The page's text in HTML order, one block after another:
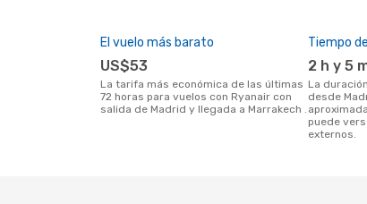
El vuelo más barato
US$53
La tarifa más económica de las últimas
72 horas para vuelos con Ryanair con
salida de Madrid y llegada a Marrakech .
Tiempo
2 h y 5
La duración del vuelo con Ryanair
desde
puede
externos.